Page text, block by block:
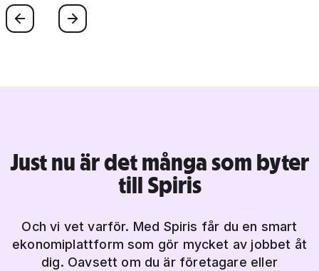
FöregåendeNästa
Just nu är det många som byter
till Spiris
Och vi vet varför. Med Spiris får du en smart
ekonomiplattform som gör mycket av jobbet åt
dig. Oavsett om du är företagare eller